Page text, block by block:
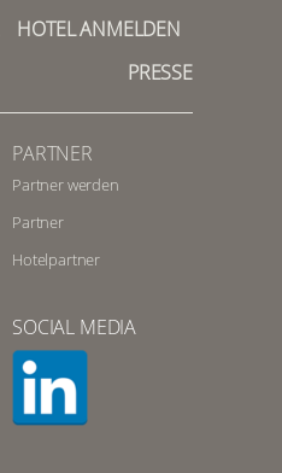
HOTEL ANMELDEN
PRESSE
PARTNER
Partner werden
Partner
Hotelpartner
SOCIAL MEDIA